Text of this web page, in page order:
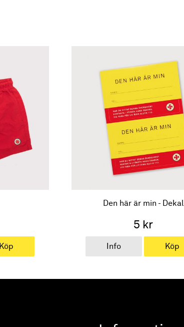
Köp
Den här är min - Dekal
5 kr
Info Köp